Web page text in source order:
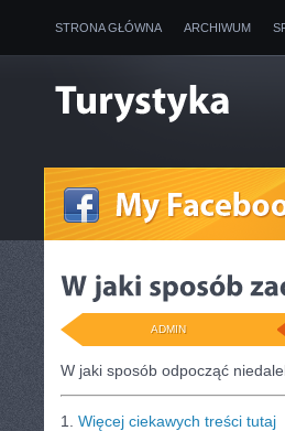
STRONA GŁÓWNA ARCHIWUM
ADMIN
W jaki sposób odpocząć
1. Więcej ciekawych treści tutaj